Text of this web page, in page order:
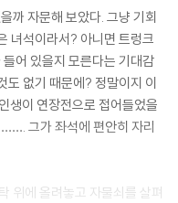
까 자문해 보았다. 그냥 기회
녀석이라서? 아니면 트렁크
어 있을지 모른다는 기대감
도 없기 때문에? 정말이지 이
생이 연장전으로 접어들었을
그가 좌석에 편안히 자리
위에 올려놓고 자물쇠를 살펴